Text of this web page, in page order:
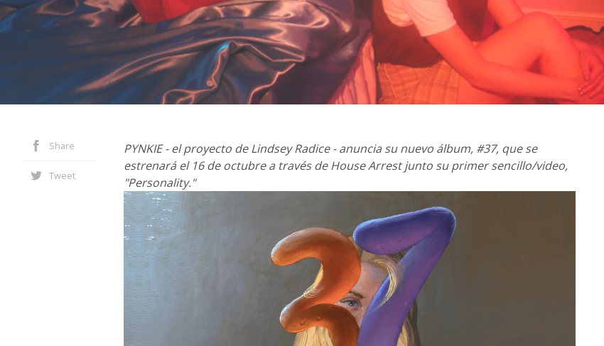
Share
Tweet
PYNKIE - el proyecto de Lindsey Radice - anuncia su nuevo álbum, #37, que se
estrenará el 16 de octubre a través de House Arrest junto su primer sencillo/video,
"Personality."